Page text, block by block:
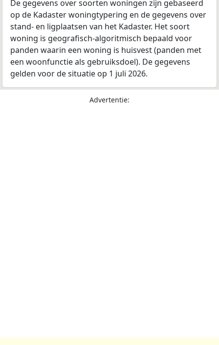
De gegevens over soorten woningen zijn gebaseerd
op de Kadaster woningtypering en de gegevens over
stand- en ligplaatsen van het Kadaster. Het soort
woning is geografisch-algoritmisch bepaald voor
panden waarin een woning is huisvest (panden met
een woonfunctie als gebruiksdoel). De gegevens
gelden voor de situatie op 1 juli 2026.
Advertentie: